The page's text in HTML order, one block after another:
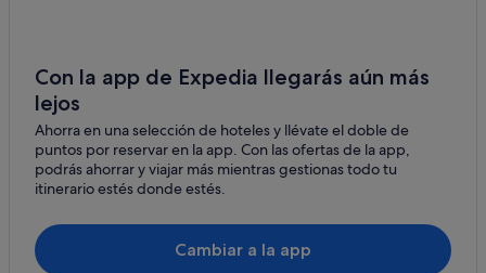
Portomarín hoteles
Apartamentos en Currelos
Ferreiros hoteles
Casas privadas de vacaciones en Portomarín
Hoteles de 3 estrellas en Portomarín
Currelos hoteles
Hoteles de 5 estrellas en Portomarín
Con la app de Expedia llegarás aún más
lejos
Ahorra en una selección de hoteles y llévate el doble de
puntos por reservar en la app. Con las ofertas de la app,
podrás ahorrar y viajar más mientras gestionas todo tu
itinerario estés donde estés.
Cambiar a la app